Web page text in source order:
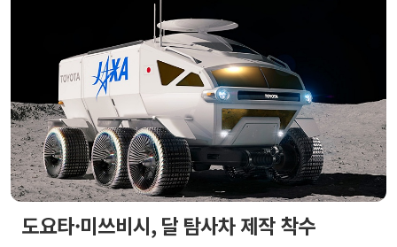
도요타·미쓰비시, 달 탐사차 제작 착수